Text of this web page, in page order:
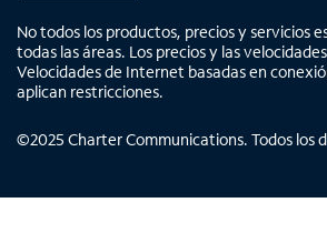
No todos los productos, precios y servicios
todas las áreas. Los precios y las
Velocidades de Internet basadas en
aplican restricciones.
©2025 Charter Communications. Todos los